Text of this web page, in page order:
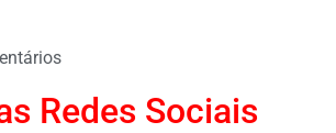
Redes Sociais